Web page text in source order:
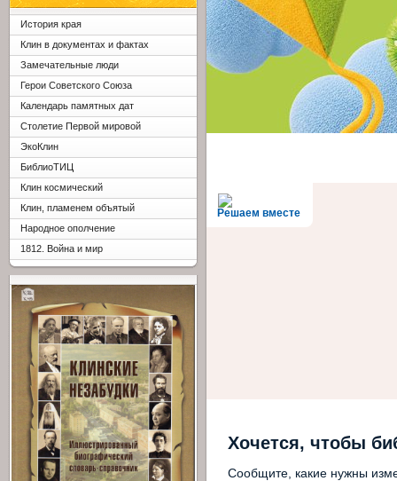
Решаем вместе
Хочется, чтобы
Сообщите, какие нужны
История края
Клин в документах и фактах
Замечательные люди
Герои Советского Союза
Календарь памятных дат
Столетие Первой мировой
ЭкоКлин
БиблиоТИЦ
Клин космический
Клин, пламенем объятый
Народное ополчение
1812. Война и мир